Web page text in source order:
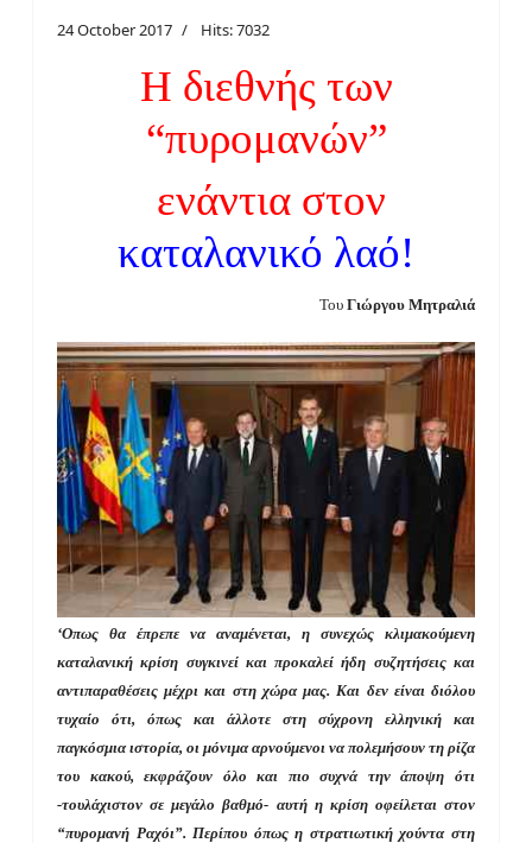
24 October 2017 Hits: 7032
Η διεθνής των
“πυρομανών”
ενάντια στον
καταλανικό λαό!
Του Γιώργου Μητραλιά
‘Οπως θα έπρεπε να αναμένεται, η συνεχώς κλιμακούμενη
καταλανική κρίση συγκινεί και προκαλεί ήδη συζητήσεις και
αντιπαραθέσεις μέχρι και στη χώρα μας. Και δεν είναι διόλου
τυχαίο ότι, όπως και άλλοτε στη σύχρονη ελληνική και
παγκόσμια ιστορία, οι μόνιμα αρνούμενοι να πολεμήσουν τη ρίζα
του κακού, εκφράζουν όλο και πιο συχνά την άποψη ότι
-τουλάχιστον σε μεγάλο βαθμό- αυτή η κρίση οφείλεται στον
“πυρομανή Ραχόι”. Περίπου όπως η στρατιωτική χούντα στη